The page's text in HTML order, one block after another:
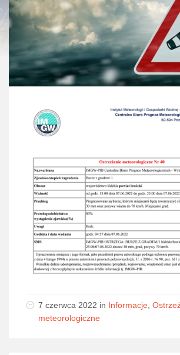
7 czerwca 2022 in Informacje
meteorologiczne